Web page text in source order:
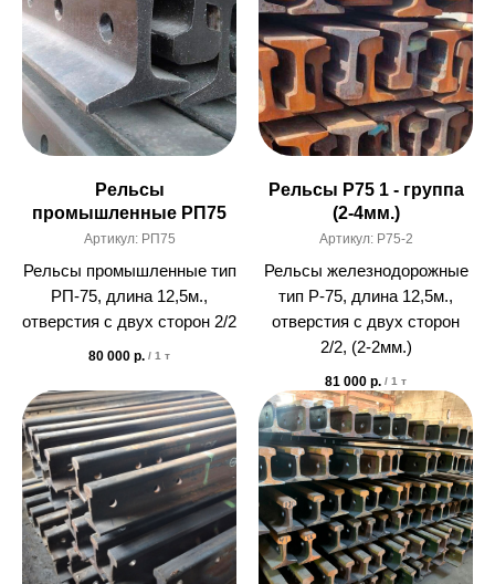
Рельсы
промышленные РП75
Артикул: РП75
Рельсы промышленные тип
РП-75, длина 12,5м.,
отверстия с двух сторон 2/2
80 000 р. / 1 т
Рельсы Р75 1 - группа
(2-4мм.)
Артикул: Р75-2
Рельсы железнодорожные
тип Р-75, длина 12,5м.,
отверстия с двух сторон
2/2, (2-2мм.)
81 000 р. / 1 т